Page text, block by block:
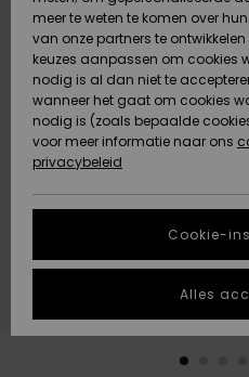
Snow
Nieuw
Nieuw
SALE ON
SALE
Regio- En
Taalinstellingen
Freedom
gesprek
snelste
vraag te
krijgen.
Gesprek
DUURZAAMHEID
STORE LOCATOR
meer te weten te komen over
van onze partners te ontwikkelen
keuzes aanpassen om cookies
nodig is al dan niet te
wanneer het gaat om cookies
nodig is (zoals bepaalde
voor meer informatie naar ons
privacybeleid
Cookie-
Alles